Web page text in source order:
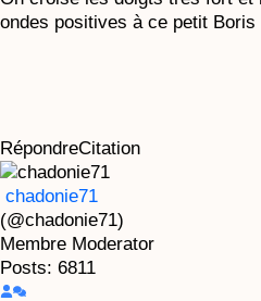
ondes positives à ce petit
RépondreCitation
chadonie71
(@chadonie71)
Membre Moderator
Posts: 6811